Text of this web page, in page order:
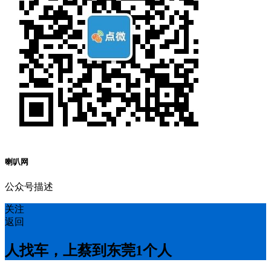
喇叭网
公众号描述
关注
返回
人找车，上蔡到东莞1个人